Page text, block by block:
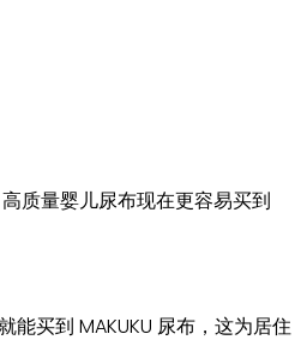
质量婴儿尿布现在更容易买到
买到 MAKUKU 尿布，这为居住